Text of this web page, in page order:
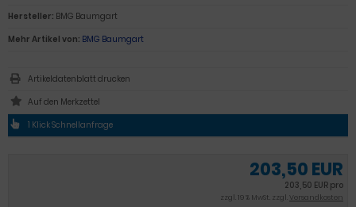
203,50 EUR
203,50 EUR pro
zzgl. 19 % MwSt. zzgl.Versandkosten
Hersteller: BMG Baumgart
Mehr Artikel von: BMG Baumgart
Artikeldatenblatt drucken
1 Klick Schnellanfrage